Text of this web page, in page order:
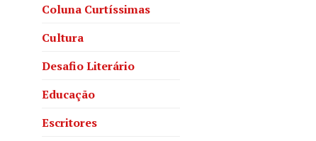
Coluna Curtíssimas
Cultura
Desafio Literário
Educação
Escritores